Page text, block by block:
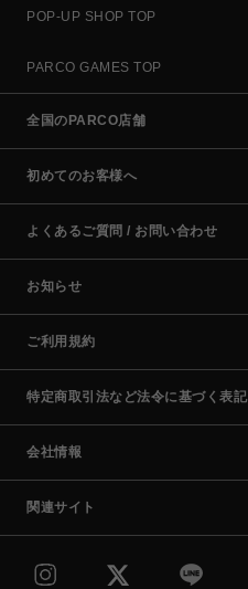
POP-UP SHOP TOP
PARCO GAMES TOP
全国のPARCO店舗
初めてのお客様へ
よくあるご質問 / お問い合わせ
お知らせ
ご利用規約
特定商取引法など法令に基づく表記
会社情報
関連サイト